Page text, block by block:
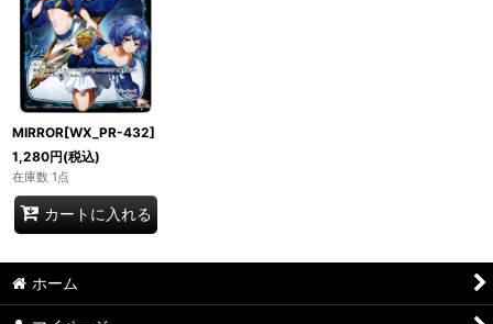
MIRROR[WX_PR-432]
1,280円(税込)
在庫数 1点
カートに入れる
ホーム